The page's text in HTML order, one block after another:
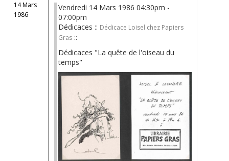
14 Mars
1986
Vendredi 14 Mars 1986 04:30pm -
07:00pm
Dédicaces :: Dédicace Loisel chez Papiers
Gras ::
Dédicaces "La quête de l'oiseau du
temps"